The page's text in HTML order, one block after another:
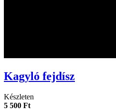
Kagyló fejdísz
Készleten
5 500 Ft